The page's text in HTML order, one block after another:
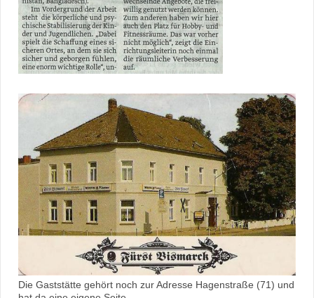
Die Gaststätte gehört noch zur Adresse Hagenstraße (71) und